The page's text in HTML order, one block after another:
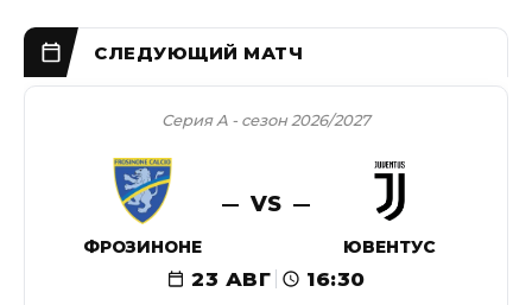
Серия А - сезон 2026/2027
ФРОЗИНОНЕ
VS
ЮВЕНТУС
23 АВГ 16:30